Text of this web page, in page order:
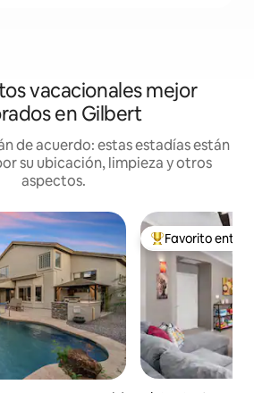
vacacionales mejor
en Gilbert
de acuerdo: estas estadías están
su ubicación, limpieza y otros
aspectos.
Favorito entre
Favorito entre